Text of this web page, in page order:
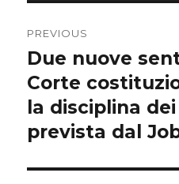
navigation
PREVIOUS
Previous
post:
Due nuove
Corte
la disciplina
prevista dal